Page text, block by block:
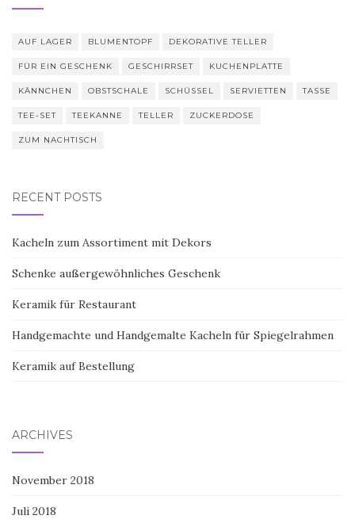
AUF LAGER BLUMENTOPF DEKORATIVE TELLER
FÜR EIN GESCHENK GESCHIRRSET KUCHENPLATTE
KÄNNCHEN OBSTSCHALE SCHÜSSEL SERVIETTEN TASSE
TEE-SET TEEKANNE TELLER ZUCKERDOSE
ZUM NACHTISCH
RECENT POSTS
Kacheln zum Assortiment mit Dekors
Schenke außergewöhnliches Geschenk
Keramik für Restaurant
Handgemachte und Handgemalte Kacheln für Spiegelrahmen
Keramik auf Bestellung
ARCHIVES
November 2018
Juli 2018